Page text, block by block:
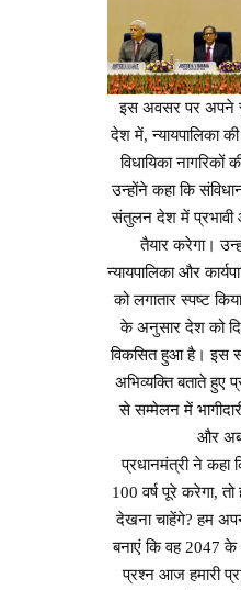
इस अवसर पर अपने
देश में, न्यायपालिका
विधायिका नागरिकों
उन्होंने कहा कि
संतुलन देश में प्रभावी
तैयार करेगा।
न्यायपालिका और
को लगातार स्पष्ट
के अनुसार देश को
विकसित हुआ है। इस
अभिव्यक्ति बताते हुए
से सम्मेलन में
और अब
प्रधानमंत्री ने
100 वर्ष पूरे करेगा,
देखना चाहेंगे? हम
बनाएं कि वह 2047
प्रश्न आज हमारी